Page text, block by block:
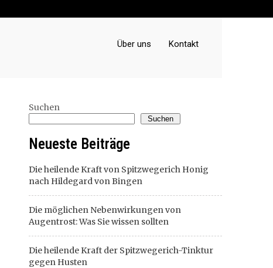
Über uns Kontakt
Suchen
Suchen
Neueste Beiträge
Die heilende Kraft von Spitzwegerich Honig
nach Hildegard von Bingen
Die möglichen Nebenwirkungen von
Augentrost: Was Sie wissen sollten
Die heilende Kraft der Spitzwegerich-Tinktur
gegen Husten